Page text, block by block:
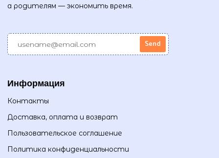
а родителям — экономить время.
Информация
Контакты
Доставка, оплата и возврат
Пользовательское соглашение
Политика конфиденциальности